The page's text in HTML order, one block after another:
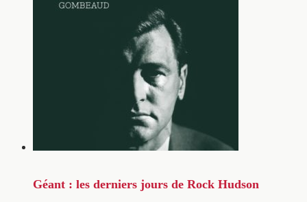
Géant : les derniers jours de Rock Hudson